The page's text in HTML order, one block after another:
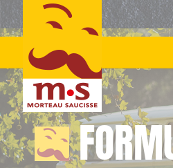
Skip
content